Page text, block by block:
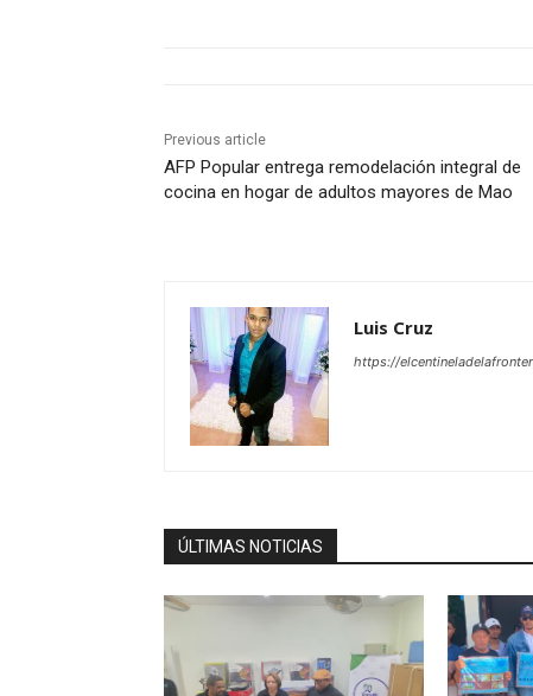
Previous article
AFP Popular entrega remodelación integral de
cocina en hogar de adultos mayores de Mao
Luis Cruz
https://
ÚLTIMAS NOTICIAS